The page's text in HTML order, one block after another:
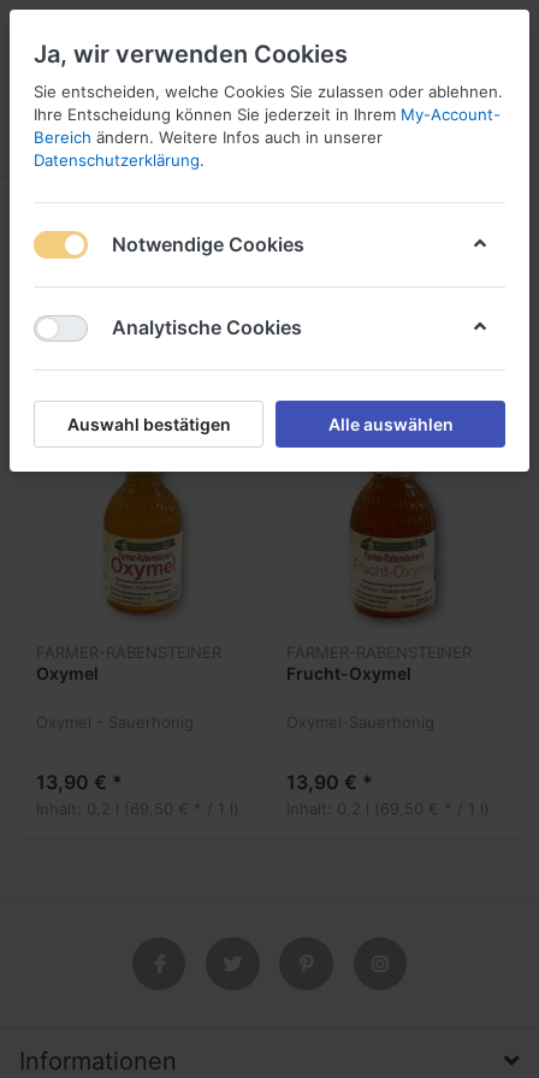
Menü Anmelden Vergleichen Wunschliste
1-2von
Filtern Sortieren
FARMER-RABENSTEINER
Oxymel
Oxymel - Sauerhonig
13,90 € *
Inhalt: 0,2 l (69,50 € * / 1 l)
FARMER-RABENSTEINER
Frucht-Oxymel
Oxymel-Sauerhonig
13,90 € *
Inhalt: 0,2 l (69,50 € * / 1 l)
Informationen
Ja, wir verwenden Cookies
Sie entscheiden, welche Cookies Sie zulassen oder ablehnen.
Ihre Entscheidung können Sie jederzeit in Ihrem My-Account-
Bereich ändern. Weitere Infos auch in unserer
Datenschutzerklärung.
Notwendige Cookies
Analytische Cookies
Auswahl bestätigen Alle auswählen